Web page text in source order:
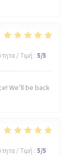
/ Τιμή : 5/5
We’ll be back
/ Τιμή : 5/5